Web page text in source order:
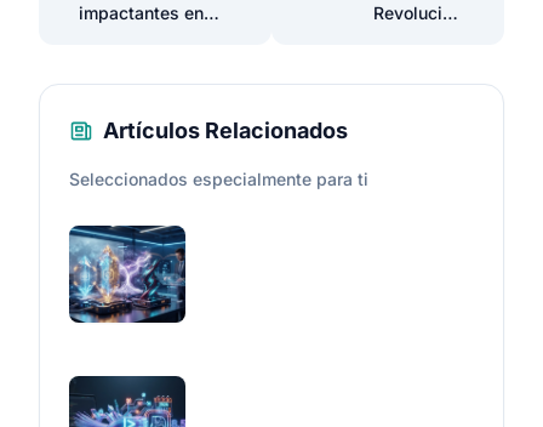
impactantes en
Revolución
Futuro
Artículos Relacionados
Seleccionados especialmente para ti